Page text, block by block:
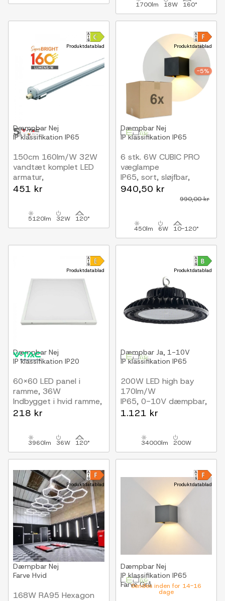
1700lm 18W 160°
Produktdatablad
Dæmpbar Nej
IP klassifikation IP65
150cm 160lm/W 32W
vandtæt komplet LED
armatur,
Gennemfortrådet
451 kr
5120lm 32W 120°
Produktdatablad
-5%
Dæmpbar Nej
IP klassifikation IP65
6 stk. 6W CUBIC PRO
væglampe
IP65, sort, sløjfbar,
justerbar, firkantet,
op/ned, inde / ude, inkl.
940,50 kr
990,00 kr
450lm 6W 10-120°
Produktdatablad
Dæmpbar Nej
IP klassifikation IP20
60x60 LED panel i
ramme, 36W
Indbygget i hvid ramme,
til direkte montering
218 kr
3960lm 36W 120°
Produktdatablad
Dæmpbar Ja, 1-10V
IP klassifikation IP65
200W LED high bay
170lm/W
IP65, 0-10V dæmpbar,
Inkl. 30 cm
1.121 kr
34000lm 200W
Produktdatablad
Dæmpbar Nej
Farve Hvid
168W RA95 Hexagon
Produktdatablad
Sendes inden for 14-16
dage
Dæmpbar Nej
IP klassifikation IP65
FarveGrå